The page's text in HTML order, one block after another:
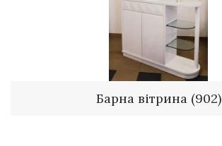
Барна вітрина (902)